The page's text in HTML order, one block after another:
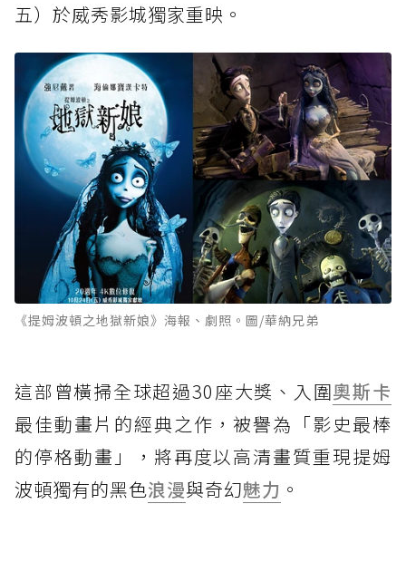
五）於威秀影城獨家重映。
《提姆波頓之地獄新娘》海報、劇照。圖/華納兄弟
這部曾橫掃全球超過30座大獎、入圍奧斯卡
最佳動畫片的經典之作，被譽為「影史最棒
的停格動畫」，將再度以高清畫質重現提姆
波頓獨有的黑色浪漫與奇幻魅力 。